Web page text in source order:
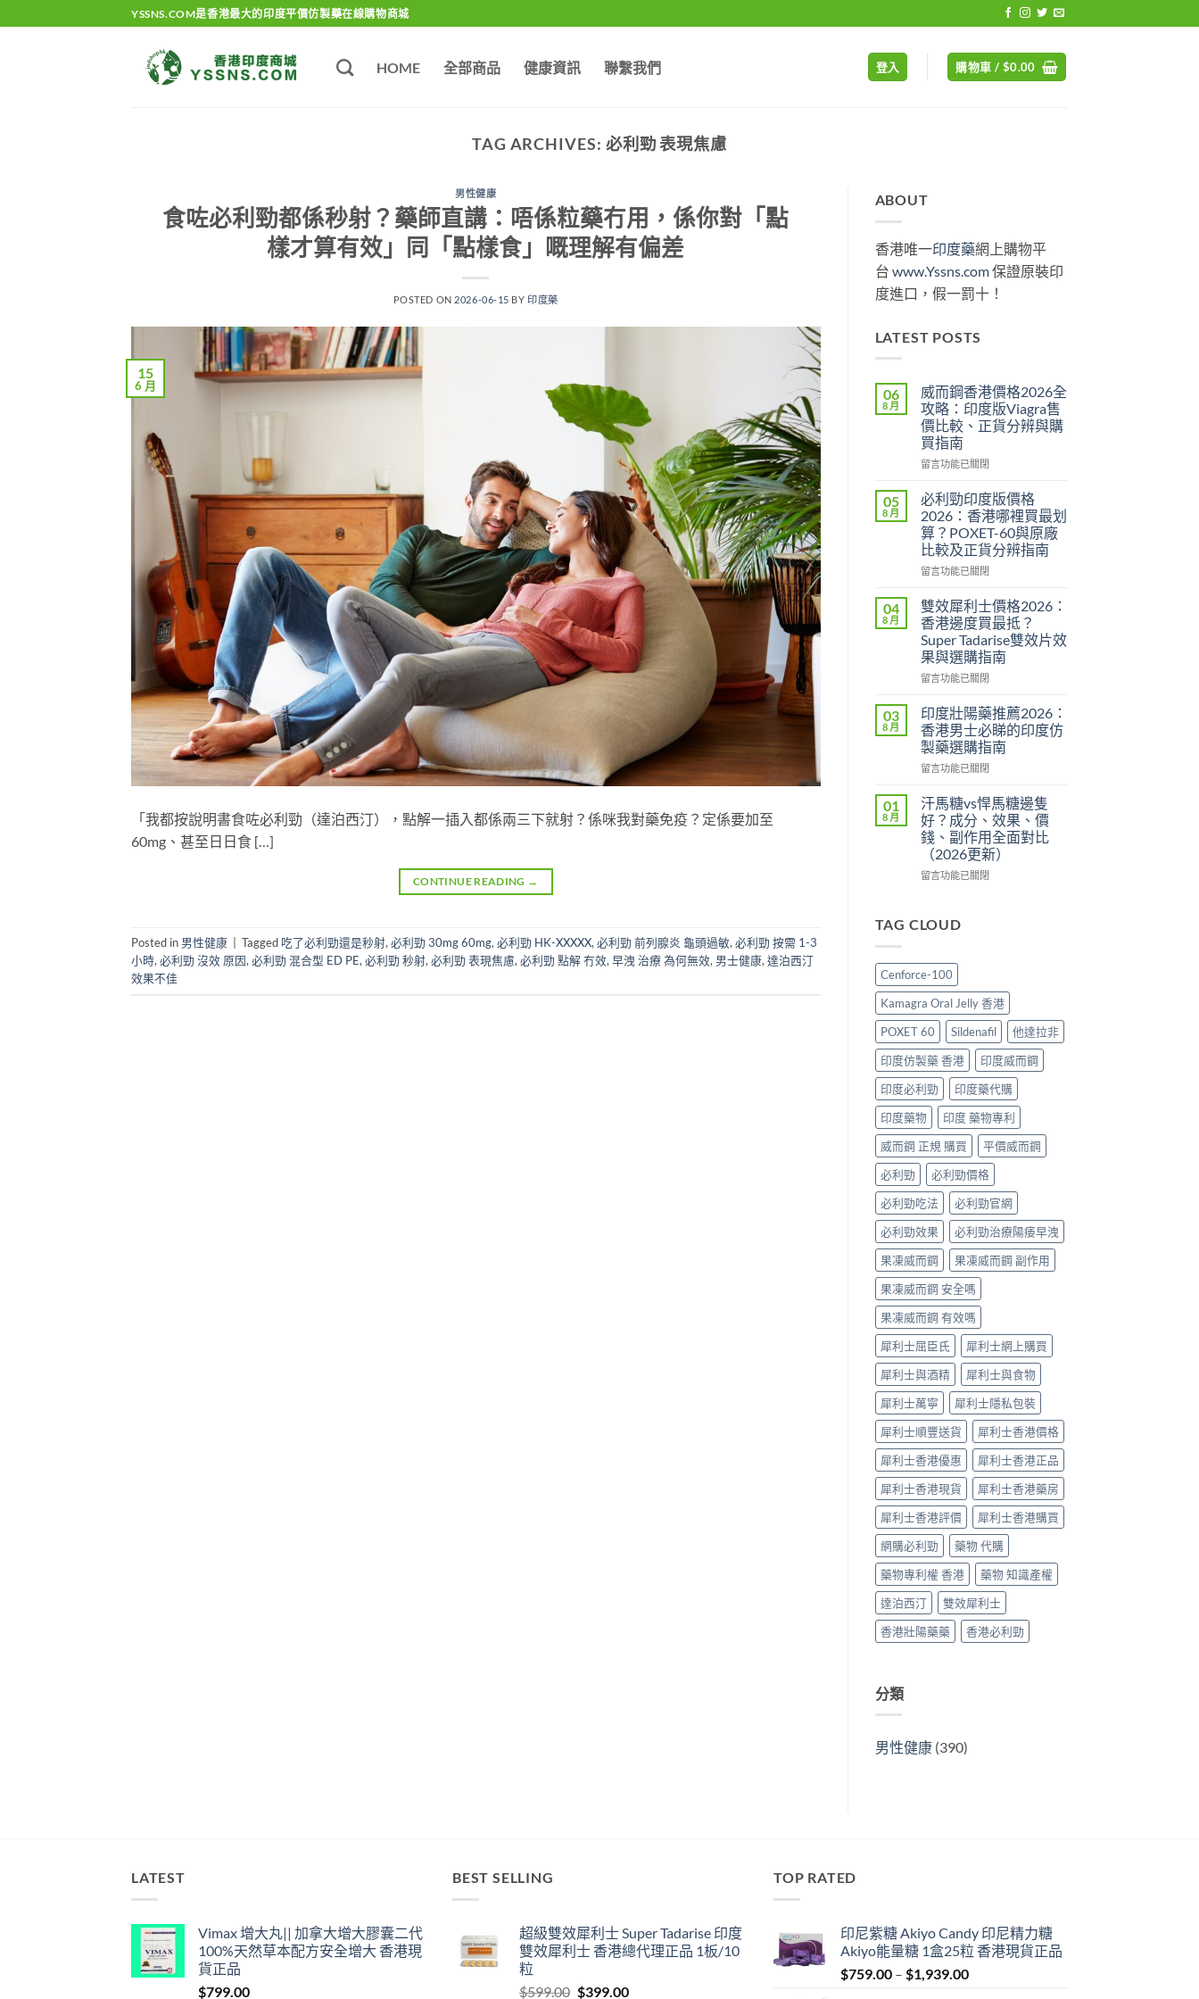
to
YSSNS.COM是香港最大的印度平價仿製藥在線購物商城
HOME 全部商品 健康資訊 聯繫我們 登入 購物車 / $0.00
TAG ARCHIVES: 必利勁 表現焦慮
男性健康
食咗必利勁都係秒射？藥師直講：唔係粒藥冇用，係你對「點
樣才算有效」同「點樣食」嘅理解有偏差
POSTED ON 2026-06-15 BY印度藥
15
6 月
「我都按說明書食咗必利勁（達泊西汀），點解一插入都係兩三下就射？係咪我對藥免疫？定係要加至
60mg、甚至日日食 […]
CONTINUE READING →
Posted in 男性健康 Tagged 吃了必利勁還是秒射, 必利勁 30mg 60mg, 必利勁 HK-XXXXX, 必利勁 前列腺炎 龜頭過敏, 必利勁 按需 1-3
小時, 必利勁 沒效 原因, 必利勁 混合型 ED PE, 必利勁 秒射, 必利勁 表現焦慮, 必利勁 點解 冇效, 早洩 治療 為何無效, 男士健康, 達泊西汀
效果不佳
ABOUT
香港唯一印度藥網上購物平
台 www.Yssns.com保證原裝印
度進口，假一罰十！
LATEST POSTS
06
8 月
威而鋼香港價格2026全
攻略：印度版Viagra售
價比較、正貨分辨與購
買指南
在
而
鋼
香
港
價
格
全
攻
略：
印
度
版
售
價
比
較、
正
分
辨
與
購
指
留言功能已關閉
05
8 月
必利勁印度版價格
2026：香港哪裡買最划
算？POXET-60與原廠
比較及正貨分辨指南
在
利
勁
印
度
版
價
2026：
香
港
哪
裡
最
划
算？
POXET-
與
比
正
貨
分
辨
指
南〉
中
留言功能已關閉
04
8 月
雙效犀利士價格2026：
香港邊度買最抵？
Super Tadarise雙效片效
果與選購指南
在
效
犀
利
士
價
2026：
香
港
邊
買
Super
效
片
效
果
與
選
購
指
南〉
中
留言功能已關閉
03
8 月
印度壯陽藥推薦2026：
香港男士必睇的印度仿
製藥選購指南
在
度
壯
陽
藥
薦
港
必
睇
的
印
度
仿
製
藥
選
購
指
南〉
中
留言功能已關閉
01
8 月
汗馬糖vs悍馬糖邊隻
好？成分、效果、價
錢、副作用全面對比
（2026更新）
在
糖
馬
糖
邊
隻
好？
成
分、
效
果、
價
錢、
副
作
用
面
對
比
（2026
更
新）〉
中
留言功能已關閉
TAG CLOUD
Cenforce-100
Kamagra Oral Jelly 香港
POXET 60
Sildenafil
他達拉非
印度仿製藥 香港
印度威而鋼
印度必利勁
印度藥代購
印度藥物
印度 藥物專利
威而鋼 正規 購買
平價威而鋼
必利勁
必利勁價格
必利勁吃法
必利勁官網
必利勁效果
必利勁治療陽痿早洩
果凍威而鋼
果凍威而鋼 副作用
果凍威而鋼 安全嗎
果凍威而鋼 有效嗎
犀利士屈臣氏
犀利士網上購買
犀利士與酒精
犀利士與食物
犀利士萬寧
犀利士隱私包裝
犀利士順豐送貨
犀利士香港價格
犀利士香港優惠
犀利士香港正品
犀利士香港現貨
犀利士香港藥房
犀利士香港評價
犀利士香港購買
網購必利勁
藥物 代購
藥物專利權 香港
藥物 知識產權
達泊西汀
雙效犀利士
香港壯陽藥藥
香港必利勁
分類
男性健康(390)
LATEST
Vimax 增大丸|| 加拿大增大膠囊二代
100%天然草本配方安全增大 香港現
貨正品
$799.00
BEST SELLING
超級雙效犀利士 Super Tadarise 印度
雙效犀利士 香港總代理正品 1板/10
粒
$599.00 Original
$399.00Current
TOP RATED
印尼紫糖 Akiyo Candy 印尼精力糖
Akiyo能量糖 1盒25粒 香港現貨正品
$759.00 – $1,939.00Price